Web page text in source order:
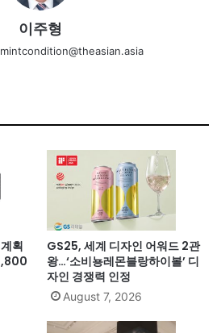
이주형
획
GS25, 세계 디자인 어워드 2관
왕…‘소비뇽레몬블랑하이볼’ 디
자인 경쟁력 인정
August 7, 2026